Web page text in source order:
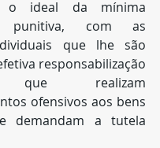
o ideal da mínima
punitiva, com as
que lhe são
responsabilização
que realizam
ofensivos aos bens
demandam a tutela